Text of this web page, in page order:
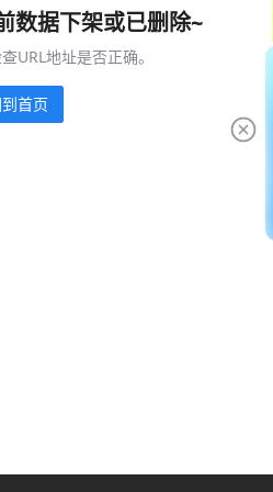
数据下架或已删除~
URL地址是否正确。
首页